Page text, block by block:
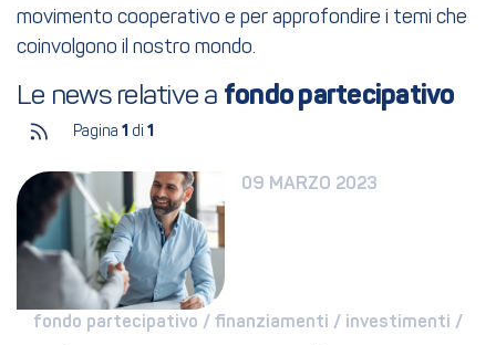
movimento cooperativo e per approfondire i temi che
coinvolgono il nostro mondo.
Le news relative a fondo partecipativo
Pagina 1 di 1
09 MARZO 2023
fondo partecipativo / finanziamenti / investimenti /